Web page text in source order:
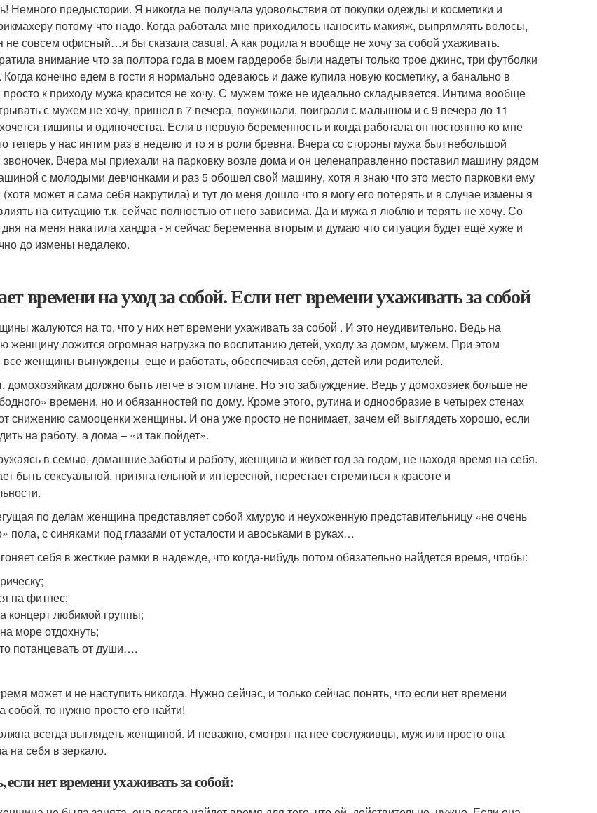
Немного предыстории. Я никогда не получала удовольствия от покупки одежды и косметики и
потому-что надо. Когда работала мне приходилось наносить макияж, выпрямлять волосы,
не совсем офисный…я бы сказала casual. А как родила я вообще не хочу за собой ухаживать.
внимание что за полтора года в моем гардеробе были надеты только трое джинс, три футболки
Когда конечно едем в гости я нормально одеваюсь и даже купила новую косметику, а банально в
просто к приходу мужа красится не хочу. С мужем тоже не идеально складывается. Интима вообще
с мужем не хочу, пришел в 7 вечера, поужинали, поиграли с малышом и с 9 вечера до 11
тишины и одиночества. Если в первую беременность и когда работала он постоянно ко мне
теперь у нас интим раз в неделю и то я в роли бревна. Вчера со стороны мужа был небольшой
Вчера мы приехали на парковку возле дома и он целенаправленно поставил машину рядом
с молодыми девчонками и раз 5 обошел свой машину, хотя я знаю что это место парковки ему
(хотя может я сама себя накрутила) и тут до меня дошло что я могу его потерять и в случае измены я
на ситуацию т.к. сейчас полностью от него зависима. Да и мужа я люблю и терять не хочу. Со
на меня накатила хандра - я сейчас беременна вторым и думаю что ситуация будет ещё хуже и
до измены недалеко.
времени на уход за собой. Если нет времени ухаживать за собой
жалуются на то, что у них нет времени ухаживать за собой . И это неудивительно. Ведь на
женщину ложится огромная нагрузка по воспитанию детей, уходу за домом, мужем. При этом
все женщины вынуждены еще и работать, обеспечивая себя, детей или родителей.
домохозяйкам должно быть легче в этом плане. Но это заблуждение. Ведь у домохозяек больше не
времени, но и обязанностей по дому. Кроме этого, рутина и однообразие в четырех стенах
снижению самооценки женщины. И она уже просто не понимает, зачем ей выглядеть хорошо, если
на работу, а дома – «и так пойдет».
в семью, домашние заботы и работу, женщина и живет год за годом, не находя время на себя.
быть сексуальной, притягательной и интересной, перестает стремиться к красоте и
по делам женщина представляет собой хмурую и неухоженную представительницу «не очень
пола, с синяками под глазами от усталости и авоськами в руках…
себя в жесткие рамки в надежде, что когда-нибудь потом обязательно найдется время, чтобы:
на фитнес;
концерт любимой группы;
море отдохнуть;
потанцевать от души….
может и не наступить никогда. Нужно сейчас, и только сейчас понять, что если нет времени
собой, то нужно просто его найти!
всегда выглядеть женщиной. И неважно, смотрят на нее сослуживцы, муж или просто она
на себя в зеркало.
если нет времени ухаживать за собой: